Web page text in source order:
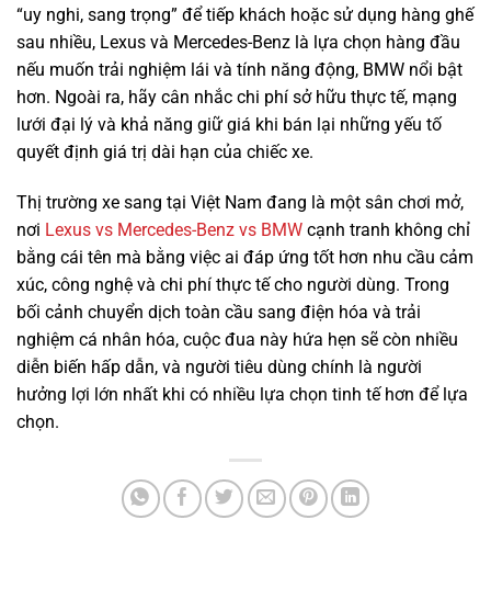
“uy nghi, sang trọng” để tiếp khách hoặc sử dụng hàng ghế
sau nhiều, Lexus và Mercedes-Benz là lựa chọn hàng đầu
nếu muốn trải nghiệm lái và tính năng động, BMW nổi bật
hơn. Ngoài ra, hãy cân nhắc chi phí sở hữu thực tế, mạng
lưới đại lý và khả năng giữ giá khi bán lại những yếu tố
quyết định giá trị dài hạn của chiếc xe.
Thị trường xe sang tại Việt Nam đang là một sân chơi mở,
nơi Lexus vs Mercedes-Benz vs BMW cạnh tranh không chỉ
bằng cái tên mà bằng việc ai đáp ứng tốt hơn nhu cầu cảm
xúc, công nghệ và chi phí thực tế cho người dùng. Trong
bối cảnh chuyển dịch toàn cầu sang điện hóa và trải
nghiệm cá nhân hóa, cuộc đua này hứa hẹn sẽ còn nhiều
diễn biến hấp dẫn, và người tiêu dùng chính là người
hưởng lợi lớn nhất khi có nhiều lựa chọn tinh tế hơn để lựa
chọn.
1 tỷ 920 triệu
55000km
Mercedes Benz C200 2018